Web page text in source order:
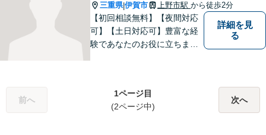
三重県|伊賀市 上野市駅 から徒歩2分
【初回相談無料】【夜間対応
可】【土日対応可】豊富な経
験であなたのお役に立ちま
詳細を見
る
前へ
1ページ目
(2ページ中)
次へ